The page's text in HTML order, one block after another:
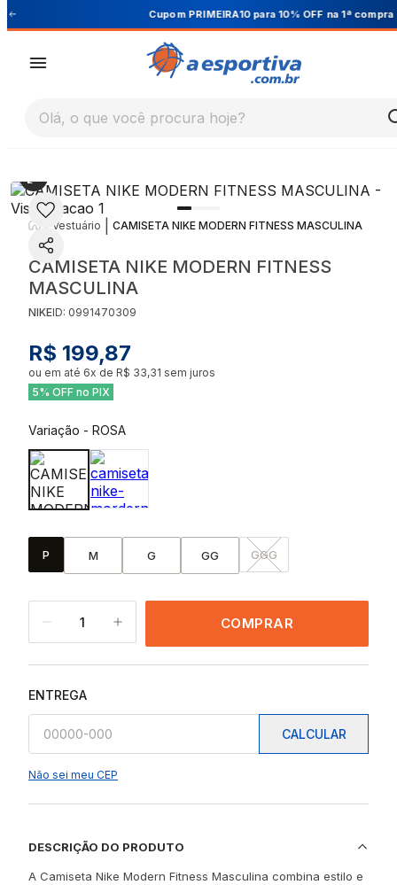
Cupom PRIMEIRA10 para 10% OFF na 1ª compra
Olá, o que você procura hoje?
Vestuário CAMISETA NIKE MODERN FITNESS MASCULINA
CAMISETA NIKE MODERN FITNESS
MASCULINA
NIKEID: 0991470309
R$ 199,87
ou em até 6x de R$ 33,31 sem juros
5% OFF no PIX
Variação - ROSA
P M G GG GGG
1 COMPRAR
ENTREGA
CALCULAR
Não sei meu CEP
DESCRIÇÃO DO PRODUTO
A Camiseta Nike Modern Fitness Masculina combina estilo e